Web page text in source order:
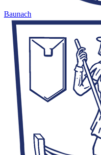
Baunach